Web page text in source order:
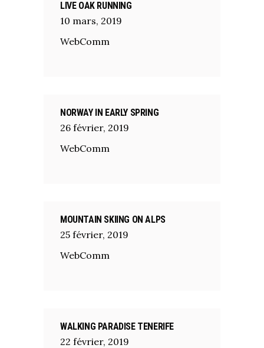
LIVE OAK RUNNING
10 mars, 2019
WebComm
NORWAY IN EARLY SPRING
26 février, 2019
WebComm
MOUNTAIN SKIING ON ALPS
25 février, 2019
WebComm
WALKING PARADISE TENERIFE
22 février, 2019